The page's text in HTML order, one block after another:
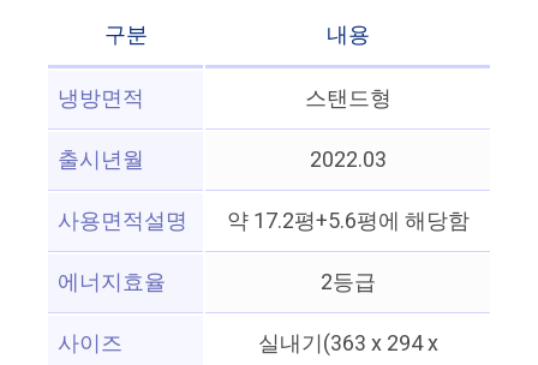
구분
내용
냉방면적
스탠드형
출시년월
2022.03
사용면적설명
약 17.2평+5.6평에 해당함
에너지효율
2등급
사이즈
실내기(363 x 294 x